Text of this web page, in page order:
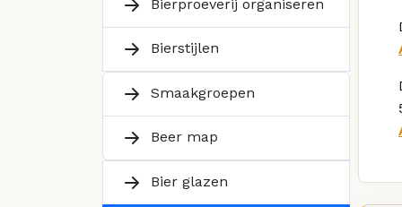
Bierproeverij organiseren
Bierstijlen
Smaakgroepen
Beer map
Bier glazen